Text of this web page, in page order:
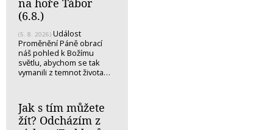
na hoře Tábor
(6.8.)
(5. 8. 2026) Událost
Proměnění Páně obrací
náš pohled k Božímu
světlu, abychom se tak
vymanili z temnot života…
Jak s tím můžete
žít? Odcházím z